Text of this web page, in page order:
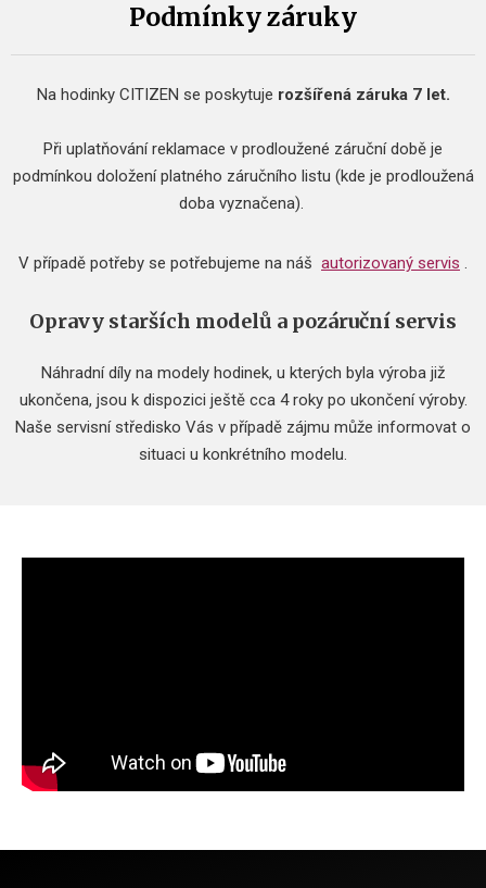
Podmínky záruky
Na hodinky CITIZEN se poskytuje rozšířená záruka 7 let.
Při uplatňování reklamace v prodloužené záruční době je
podmínkou doložení platného záručního listu (kde je prodloužená
doba vyznačena).
V případě potřeby se potřebujeme na náš autorizovaný servis .
Opravy starších modelů a pozáruční servis
Náhradní díly na modely hodinek, u kterých byla výroba již
ukončena, jsou k dispozici ještě cca 4 roky po ukončení výroby.
Naše servisní středisko Vás v případě zájmu může informovat o
situaci u konkrétního modelu.